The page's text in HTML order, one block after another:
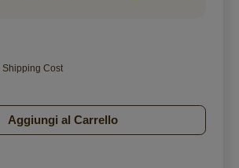
Shipping Cost
Aggiungi al Carrello